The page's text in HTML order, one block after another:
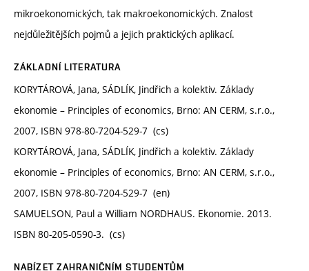
mikroekonomických, tak makroekonomických. Znalost
nejdůležitějších pojmů a jejich praktických aplikací.
ZÁKLADNÍ LITERATURA
KORYTÁROVÁ, Jana, SÁDLÍK, Jindřich a kolektiv. Základy
ekonomie – Principles of economics, Brno: AN CERM, s.r.o.,
2007, ISBN 978-80-7204-529-7 (cs)
KORYTÁROVÁ, Jana, SÁDLÍK, Jindřich a kolektiv. Základy
ekonomie – Principles of economics, Brno: AN CERM, s.r.o.,
2007, ISBN 978-80-7204-529-7 (en)
SAMUELSON, Paul a William NORDHAUS. Ekonomie. 2013.
ISBN 80-205-0590-3. (cs)
NABÍZET ZAHRANIČNÍM STUDENTŮM